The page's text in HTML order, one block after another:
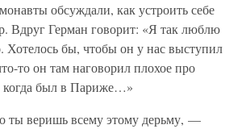
обсуждали, как устроить себе
Вдруг Герман говорит: «Я так люблю
Хотелось бы, чтобы он у нас выступил
то он там наговорил плохое про
был в Париже…»
ты веришь всему этому дерьму, —